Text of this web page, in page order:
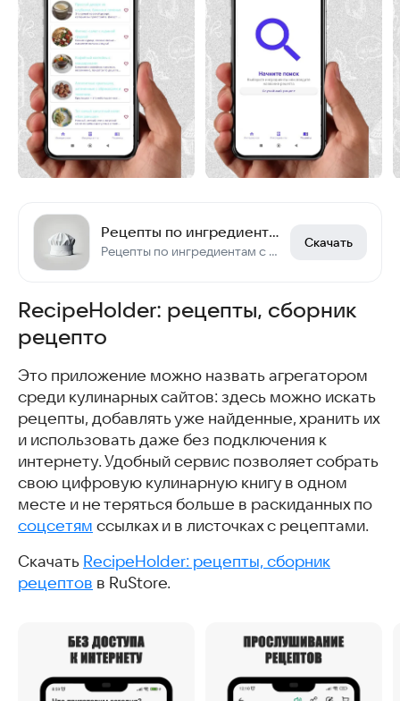
Рецепты по ингредиентам
Рецепты по ингредиентам с пошаговым описанием и фотографиями.
Скачать
RecipeHolder: рецепты, сборник
рецепто
Это приложение можно назвать агрегатором
среди кулинарных сайтов: здесь можно искать
рецепты, добавлять уже найденные, хранить их
и использовать даже без подключения к
интернету. Удобный сервис позволяет собрать
свою цифровую кулинарную книгу в одном
месте и не теряться больше в раскиданных по
соцсетям ссылках и в листочках с рецептами.
Скачать RecipeHolder: рецепты, сборник
рецептов в RuStore.